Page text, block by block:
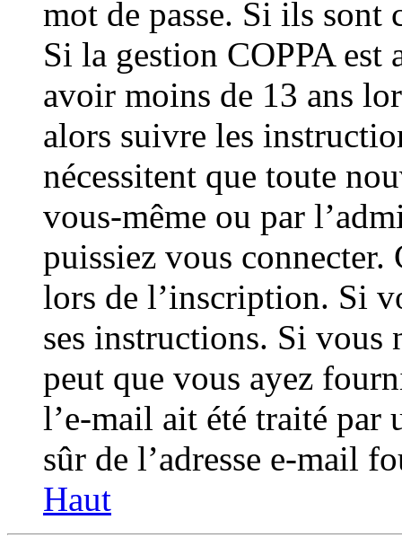
mot de passe. Si ils
Si la gestion COPPA
avoir moins de 13 ans
alors suivre les
nécessitent que toute
vous-même ou par
puissiez vous
lors de l’inscription. Si
ses instructions. Si vous
peut que vous ayez
l’e-mail ait été traité par
sûr de l’adresse e-mail
Haut